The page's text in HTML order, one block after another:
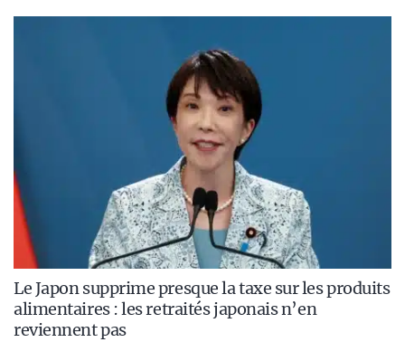
Le Japon supprime presque la taxe sur les produits
alimentaires : les retraités japonais n’en
reviennent pas